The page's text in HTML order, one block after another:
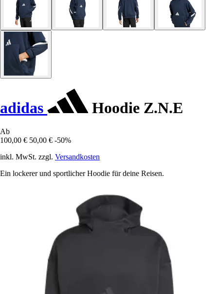
adidas Hoodie Z.N.E
Ab
100,00 € 50,00 € -50%
inkl. MwSt. zzgl. Versandkosten
Ein lockerer und sportlicher Hoodie für deine Reisen.